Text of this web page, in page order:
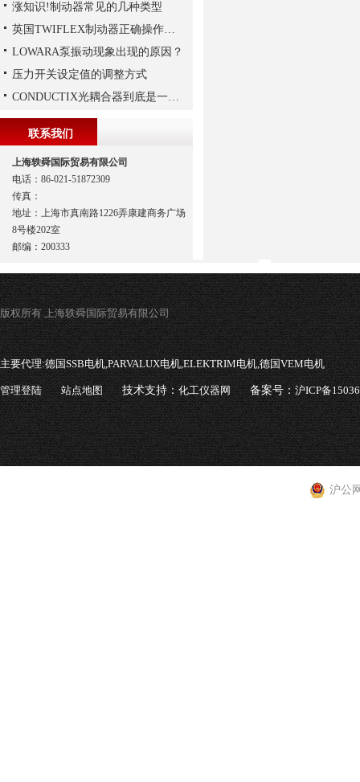
涨知识!制动器常见的几种类型
英国TWIFLEX制动器正确操作方法
LOWARA泵振动现象出现的原因？
压力开关设定值的调整方式
CONDUCTIX光耦合器到底是一种怎样的装置呢
联系我们
上海轶舜国际贸易有限公司
电话：86-021-51872309
传真：
地址：上海市真南路1226弄康建商务广场
8号楼202室
邮编：200333
版权所有 上海轶舜国际贸易有限公司
主要代理:德国SSB电机,PARVALUX电机,ELEKTRIM电机,德国VEM电机
管理登陆 站点地图 技术支持：化工仪器网 备案号：沪ICP备
沪公